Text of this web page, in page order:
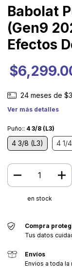
Babolat
(Gen9
Efectos
24 meses de
Ver más detalles
Puño:: 4 3/8 (L3)
4 3/8 (L3) 4 1/
en stock
Compra
Tus datos
Envíos
Envios a toda